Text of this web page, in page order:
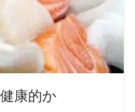
康的か